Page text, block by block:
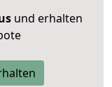
und erhalten